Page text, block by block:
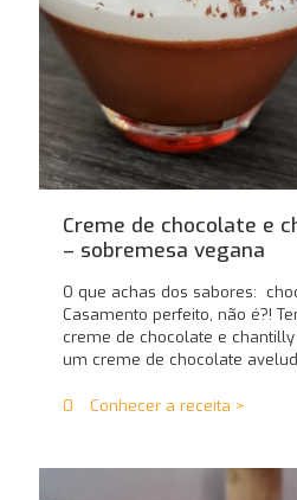
Creme de chocolate e
– sobremesa vegana
O que achas dos sabores:
Casamento perfeito, não é?!
creme de chocolate e
um creme de chocolate
0 Conhecer a receita >